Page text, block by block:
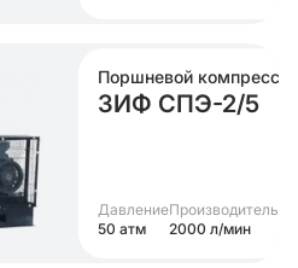
Поршневой
ЗИФ СПЭ-2/5
Давление
50 атм
2000 л/мин